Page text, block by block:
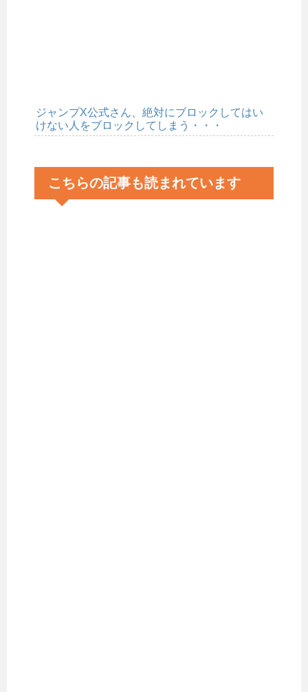
ジャンプX公式さん、絶対にブロックしてはい
けない人をブロックしてしまう・・・
こちらの記事も読まれています